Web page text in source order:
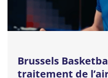
Brussels
traitement de